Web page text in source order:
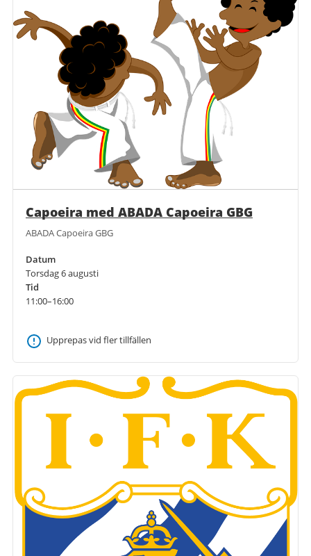
Capoeira med ABADA Capoeira GBG
ABADA Capoeira GBG
Datum
Torsdag 6 augusti
Tid
11:00–16:00
Upprepas vid fler tillfällen